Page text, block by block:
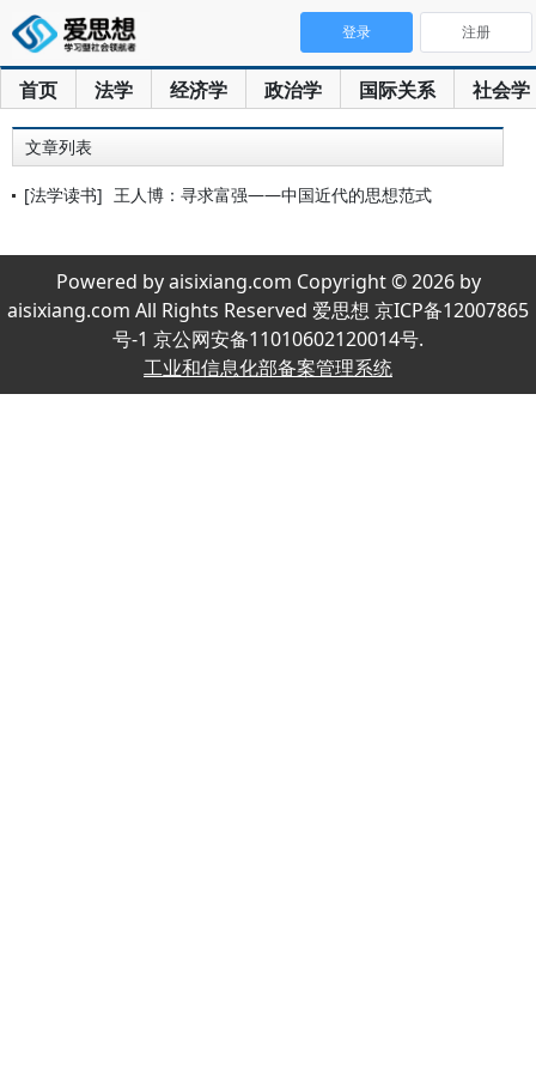
首页 法学 经济学 政治学 国际关系 社会学
登录 注册
文章列表
[法学读书] 王人博：寻求富强——中国近代的思想范式
Powered by aisixiang.com Copyright © 2026 by
aisixiang.com All Rights Reserved 爱思想 京ICP备12007865
号-1 京公网安备11010602120014号.
工业和信息化部备案管理系统